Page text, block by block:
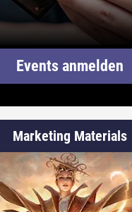
Events anmelden
Marketing Materials